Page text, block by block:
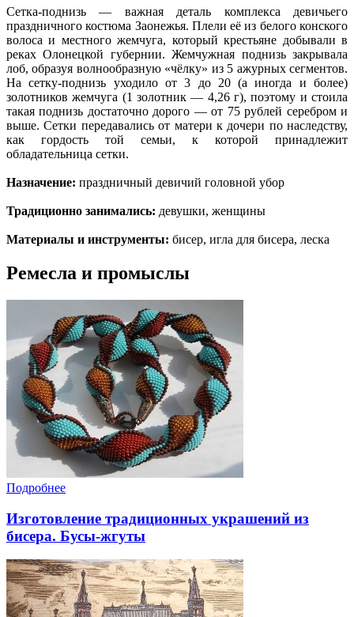
Сетка-поднизь — важная деталь комплекса девичьего
праздничного костюма Заонежья. Плели её из белого конского
волоса и местного жемчуга, который крестьяне добывали в
реках Олонецкой губернии. Жемчужная поднизь закрывала
лоб, образуя волнообразную «чёлку» из 5 ажурных сегментов.
На сетку-поднизь уходило от 3 до 20 (а иногда и более)
золотников жемчуга (1 золотник — 4,26 г), поэтому и стоила
такая поднизь достаточно дорого — от 75 рублей серебром и
выше. Сетки передавались от матери к дочери по наследству,
как гордость той семьи, к которой принадлежит
обладательница сетки.
Назначение: праздничный девичий головной убор
Традиционно занимались: девушки, женщины
Материалы и инструменты: бисер, игла для бисера, леска
Ремесла и промыслы
Подробнее
Изготовление традиционных украшений из
бисера. Бусы-жгуты